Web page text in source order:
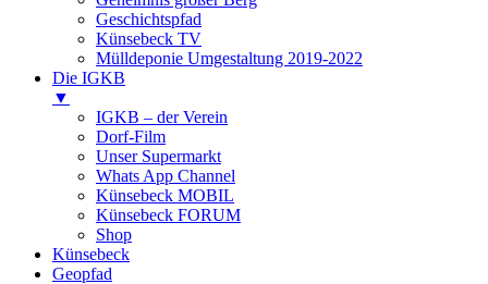
Geschichtspfad
Künsebeck TV
Mülldeponie Umgestaltung 2019-2022
Die IGKB
▼
IGKB – der Verein
Dorf-Film
Unser Supermarkt
Whats App Channel
Künsebeck MOBIL
Künsebeck FORUM
Shop
Künsebeck
Geopfad